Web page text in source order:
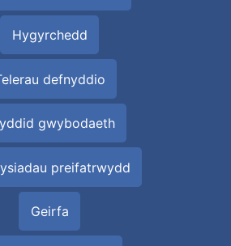
Hygyrchedd
defnyddio
gwybodaeth
preifatrwydd
Geirfa